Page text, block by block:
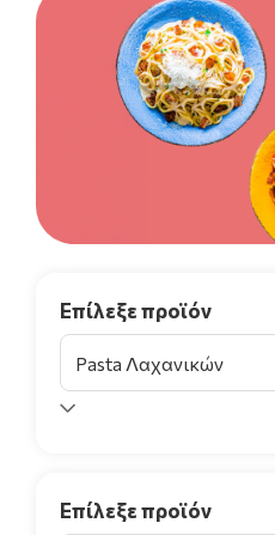
Επίλεξε προϊόν
Επίλεξε προϊόν